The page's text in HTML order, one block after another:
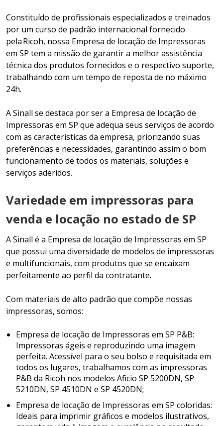
Constituído de profissionais especializados e treinados
por um curso de padrão internacional fornecido
pela Ricoh, nossa Empresa de locação de Impressoras
em SP tem a missão de garantir a melhor assistência
técnica dos produtos fornecidos e o respectivo suporte,
trabalhando com um tempo de reposta de no máximo
24h.
A Sinall se destaca por ser a Empresa de locação de
Impressoras em SP que adequa seus serviços de acordo
com as características da empresa, priorizando suas
preferências e necessidades, garantindo assim o bom
funcionamento de todos os materiais, soluções e
serviços aderidos.
Variedade em impressoras para
venda e locação no estado de SP
A Sinall é a Empresa de locação de Impressoras em SP
que possui uma diversidade de modelos de impressoras
e multifuncionais, com produtos que se encaixam
perfeitamente ao perfil da contratante.
Com materiais de alto padrão que compõe nossas
impressoras, somos:
Empresa de locação de Impressoras em SP P&B:
Impressoras ágeis e reproduzindo uma imagem
perfeita. Acessível para o seu bolso e requisitada em
todos os lugares, trabalhamos com as impressoras
P&B da Ricoh nos modelos Aficio SP 5200DN, SP
5210DN, SP 4510DN e SP 4520DN;
Empresa de locação de Impressoras em SP coloridas:
Ideais para imprimir gráficos e modelos ilustrativos,